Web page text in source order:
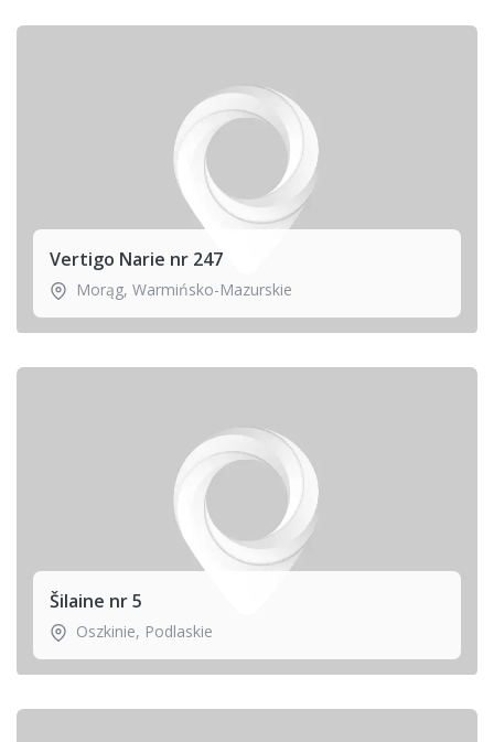
Vertigo Narie nr 247
Morąg, Warmińsko-Mazurskie
Šilaine nr 5
Oszkinie, Podlaskie